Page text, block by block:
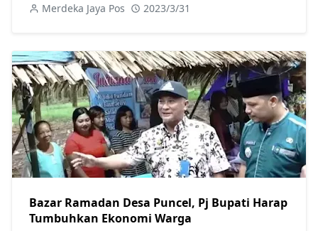
Merdeka Jaya Pos 2023/3/31
Bazar Ramadan Desa Puncel, Pj Bupati Harap
Tumbuhkan Ekonomi Warga